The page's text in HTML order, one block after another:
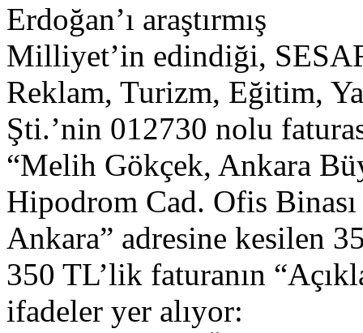
Erdoğan’ı araştırmış
Milliyet’in edindiği,
Reklam, Turizm, Eğitim,
Şti.’nin 012730 nolu
“Melih Gökçek, Ankara
Hipodrom Cad. Ofis
Ankara” adresine kesilen
350 TL’lik faturanın
ifadeler yer alıyor: